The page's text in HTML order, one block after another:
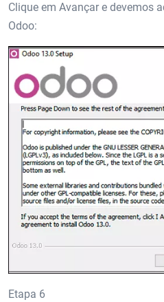
Clique em Avançar e devemos
Odoo:
Etapa 6